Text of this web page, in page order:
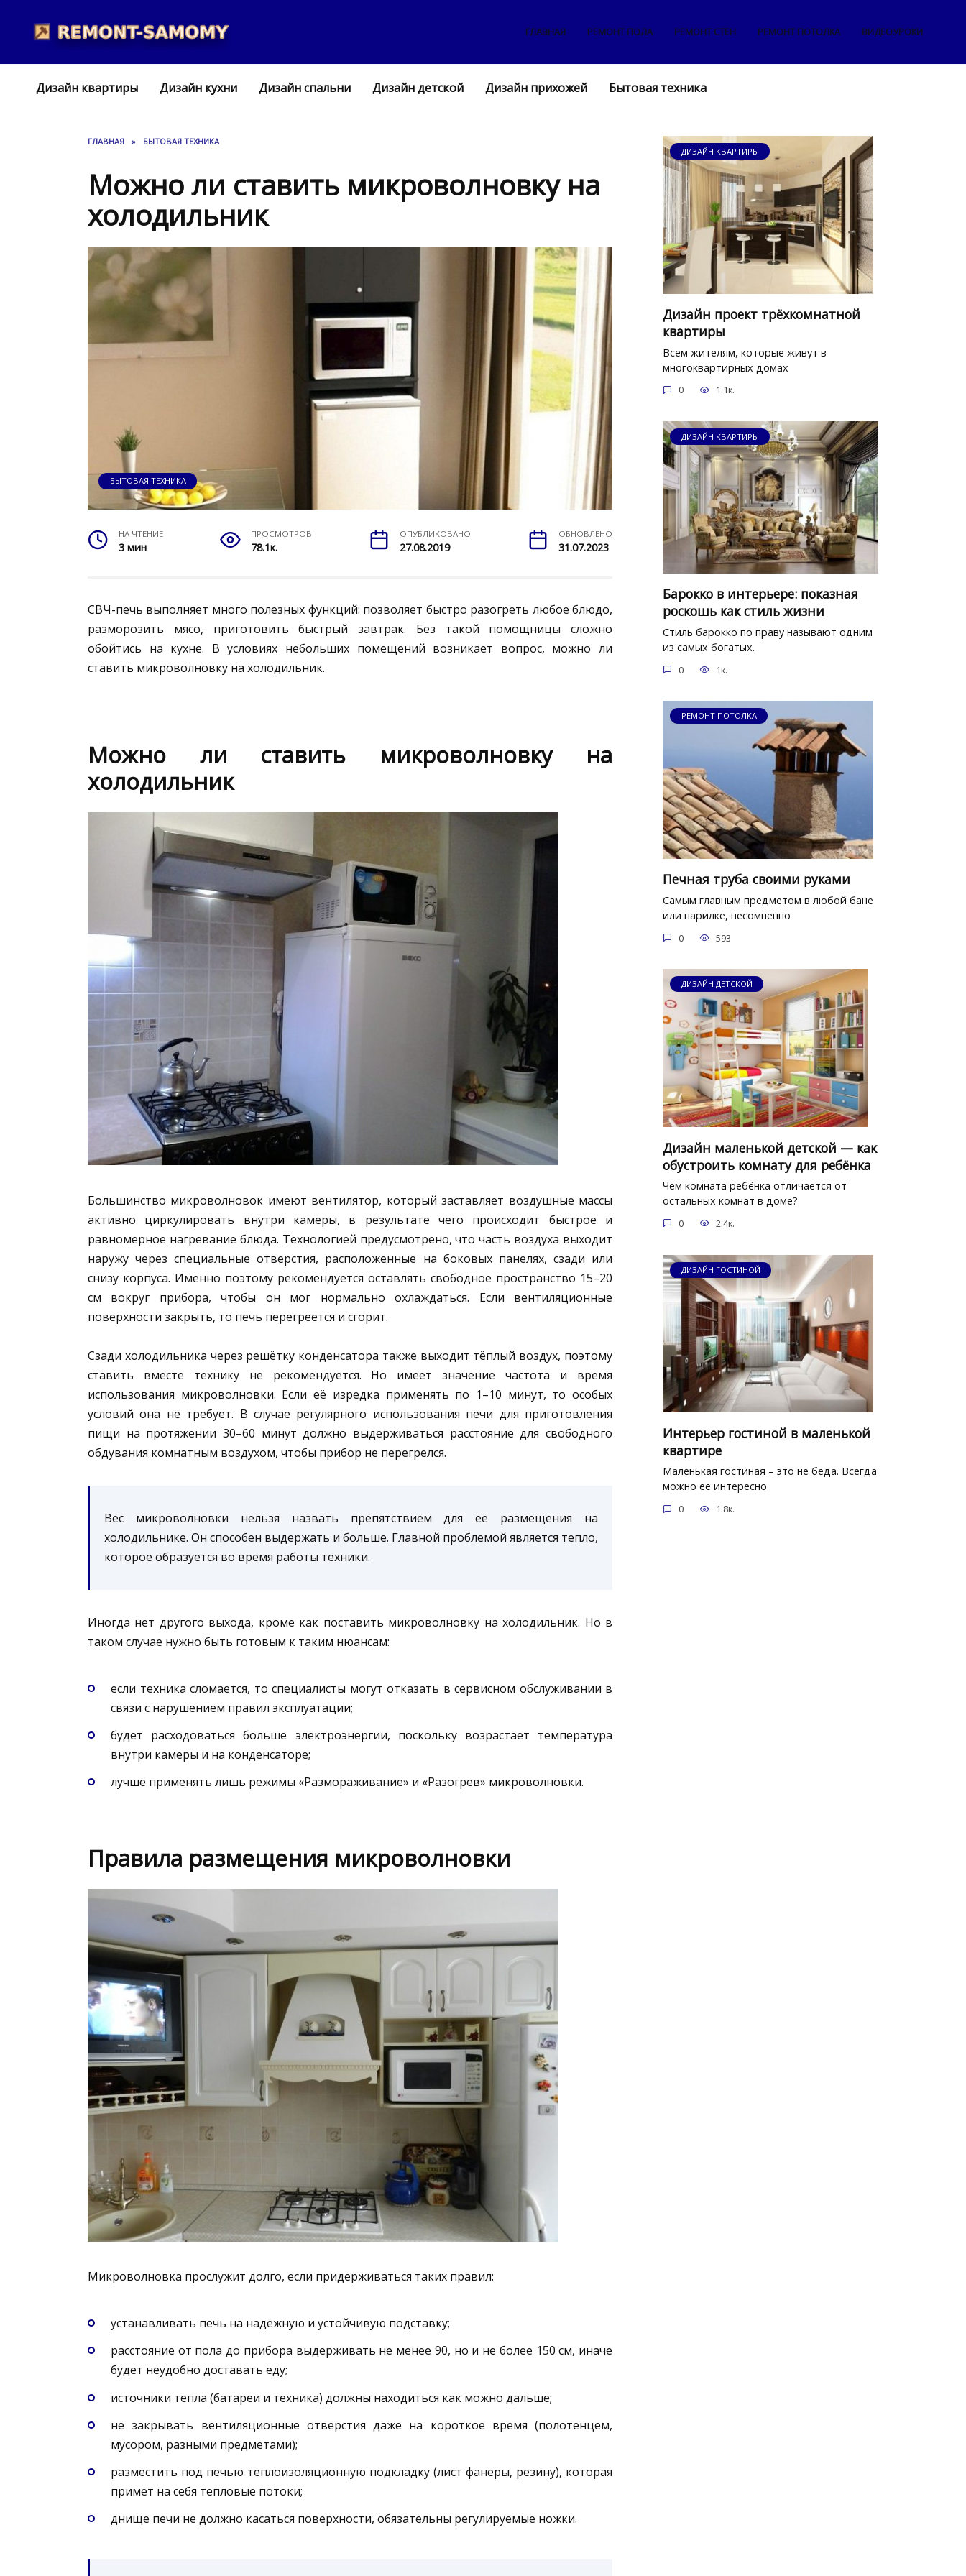
содержанию
ГЛАВНАЯ РЕМОНТ ПОЛА РЕМОНТ СТЕН РЕМОНТ ПОТОЛКА ВИДЕОУРОКИ
Дизайн квартиры Дизайн кухни Дизайн спальни Дизайн детской Дизайн прихожей Бытовая техника
ГЛАВНАЯ » БЫТОВАЯ ТЕХНИКА
Можно ли ставить микроволновку на
холодильник
БЫТОВАЯ ТЕХНИКА
НА ЧТЕНИЕ
3 мин
ПРОСМОТРОВ
78.1к.
ОПУБЛИКОВАНО
27.08.2019
ОБНОВЛЕНО
31.07.2023
СВЧ-печь выполняет много полезных функций: позволяет быстро разогреть любое блюдо,
разморозить мясо, приготовить быстрый завтрак. Без такой помощницы сложно
обойтись на кухне. В условиях небольших помещений возникает вопрос, можно ли
ставить микроволновку на холодильник.
Можно ли ставить микроволновку на
холодильник
Большинство микроволновок имеют вентилятор, который заставляет воздушные массы
активно циркулировать внутри камеры, в результате чего происходит быстрое и
равномерное нагревание блюда. Технологией предусмотрено, что часть воздуха выходит
наружу через специальные отверстия, расположенные на боковых панелях, сзади или
снизу корпуса. Именно поэтому рекомендуется оставлять свободное пространство 15–20
см вокруг прибора, чтобы он мог нормально охлаждаться. Если вентиляционные
поверхности закрыть, то печь перегреется и сгорит.
Сзади холодильника через решётку конденсатора также выходит тёплый воздух, поэтому
ставить вместе технику не рекомендуется. Но имеет значение частота и время
использования микроволновки. Если её изредка применять по 1–10 минут, то особых
условий она не требует. В случае регулярного использования печи для приготовления
пищи на протяжении 30–60 минут должно выдерживаться расстояние для свободного
обдувания комнатным воздухом, чтобы прибор не перегрелся.
Вес микроволновки нельзя назвать препятствием для её размещения на
холодильнике. Он способен выдержать и больше. Главной проблемой является тепло,
которое образуется во время работы техники.
Иногда нет другого выхода, кроме как поставить микроволновку на холодильник. Но в
таком случае нужно быть готовым к таким нюансам:
если техника сломается, то специалисты могут отказать в сервисном обслуживании в
связи с нарушением правил эксплуатации;
будет расходоваться больше электроэнергии, поскольку возрастает температура
внутри камеры и на конденсаторе;
лучше применять лишь режимы «Размораживание» и «Разогрев» микроволновки.
Правила размещения микроволновки
Микроволновка прослужит долго, если придерживаться таких правил:
устанавливать печь на надёжную и устойчивую подставку;
расстояние от пола до прибора выдерживать не менее 90, но и не более 150 см, иначе
будет неудобно доставать еду;
источники тепла (батареи и техника) должны находиться как можно дальше;
не закрывать вентиляционные отверстия даже на короткое время (полотенцем,
мусором, разными предметами);
разместить под печью теплоизоляционную подкладку (лист фанеры, резину), которая
примет на себя тепловые потоки;
днище печи не должно касаться поверхности, обязательны регулируемые ножки.
ДИЗАЙН КВАРТИРЫ
Дизайн проект трёхкомнатной
квартиры
Всем жителям, которые живут в
многоквартирных домах
0 1.1к.
ДИЗАЙН КВАРТИРЫ
Барокко в интерьере: показная
роскошь как стиль жизни
Стиль барокко по праву называют одним
из самых богатых.
0 1к.
РЕМОНТ ПОТОЛКА
Печная труба своими руками
Самым главным предметом в любой бане
или парилке, несомненно
0 593
ДИЗАЙН ДЕТСКОЙ
Дизайн маленькой детской — как
обустроить комнату для ребёнка
Чем комната ребёнка отличается от
остальных комнат в доме?
0 2.4к.
ДИЗАЙН ГОСТИНОЙ
Интерьер гостиной в маленькой
квартире
Маленькая гостиная – это не беда. Всегда
можно ее интересно
0 1.8к.